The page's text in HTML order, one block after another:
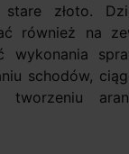
złoto.
również na
wykonania
schodów,
tworzeniu